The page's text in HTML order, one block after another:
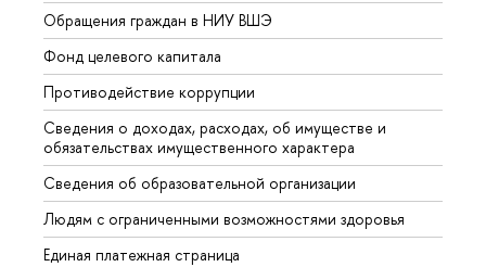
Обращения граждан в НИУ ВШЭ
Фонд целевого капитала
Противодействие коррупции
Сведения о доходах, расходах, об имуществе и
обязательствах имущественного характера
Сведения об образовательной организации
Людям с ограниченными возможностями здоровья
Единая платежная страница